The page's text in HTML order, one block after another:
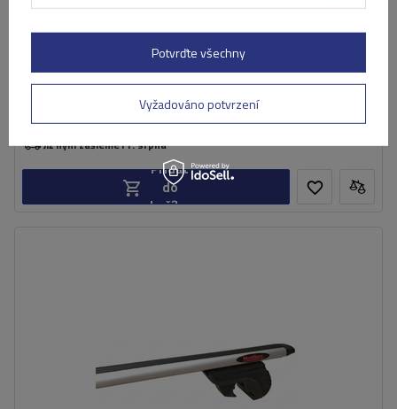
Střešní nosič G3 Airflow 60.210 pro tradiční i integrované
hliníkové lyžiny
3 649,00 Kč
Produkt dostupný ve velkém množství
Již nyní zašleme11. srpna
Přidat
do
košíku
Vyžadováno potvrzení
Potvrďte všechny